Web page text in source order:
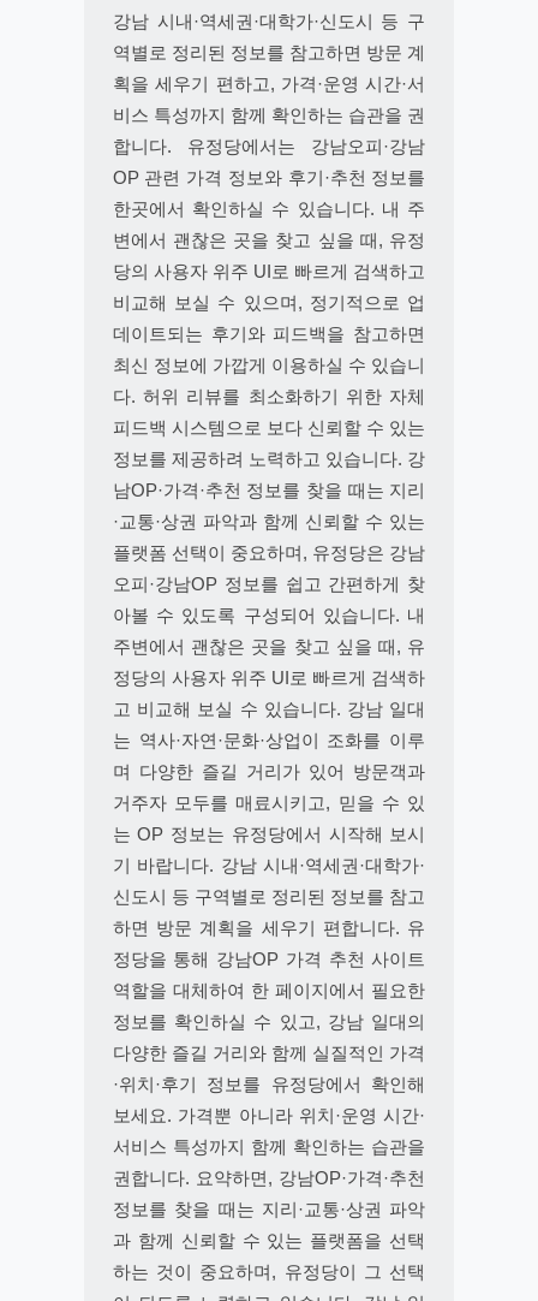
강남 시내·역세권·대학가·신도시 등 구
역별로 정리된 정보를 참고하면 방문 계
획을 세우기 편하고, 가격·운영 시간·서
비스 특성까지 함께 확인하는 습관을 권
합니다. 유정당에서는 강남오피·강남
OP 관련 가격 정보와 후기·추천 정보를
한곳에서 확인하실 수 있습니다. 내 주
변에서 괜찮은 곳을 찾고 싶을 때, 유정
당의 사용자 위주 UI로 빠르게 검색하고
비교해 보실 수 있으며, 정기적으로 업
데이트되는 후기와 피드백을 참고하면
최신 정보에 가깝게 이용하실 수 있습니
다. 허위 리뷰를 최소화하기 위한 자체
피드백 시스템으로 보다 신뢰할 수 있는
정보를 제공하려 노력하고 있습니다. 강
남OP·가격·추천 정보를 찾을 때는 지리
·교통·상권 파악과 함께 신뢰할 수 있는
플랫폼 선택이 중요하며, 유정당은 강남
오피·강남OP 정보를 쉽고 간편하게 찾
아볼 수 있도록 구성되어 있습니다. 내
주변에서 괜찮은 곳을 찾고 싶을 때, 유
정당의 사용자 위주 UI로 빠르게 검색하
고 비교해 보실 수 있습니다. 강남 일대
는 역사·자연·문화·상업이 조화를 이루
며 다양한 즐길 거리가 있어 방문객과
거주자 모두를 매료시키고, 믿을 수 있
는 OP 정보는 유정당에서 시작해 보시
기 바랍니다. 강남 시내·역세권·대학가·
신도시 등 구역별로 정리된 정보를 참고
하면 방문 계획을 세우기 편합니다. 유
정당을 통해 강남OP 가격 추천 사이트
역할을 대체하여 한 페이지에서 필요한
정보를 확인하실 수 있고, 강남 일대의
다양한 즐길 거리와 함께 실질적인 가격
·위치·후기 정보를 유정당에서 확인해
보세요. 가격뿐 아니라 위치·운영 시간·
서비스 특성까지 함께 확인하는 습관을
권합니다. 요약하면, 강남OP·가격·추천
정보를 찾을 때는 지리·교통·상권 파악
과 함께 신뢰할 수 있는 플랫폼을 선택
하는 것이 중요하며, 유정당이 그 선택